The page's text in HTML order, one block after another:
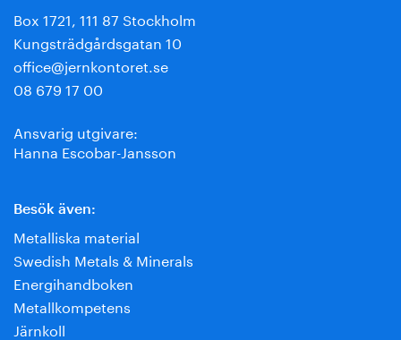
Box 1721, 111 87 Stockholm
Kungsträdgårdsgatan 10
office@jernkontoret.se
08 679 17 00
Ansvarig utgivare:
Hanna Escobar-Jansson
Besök även:
Metalliska material
Swedish Metals & Minerals
Energihandboken
Metallkompetens
Järnkoll